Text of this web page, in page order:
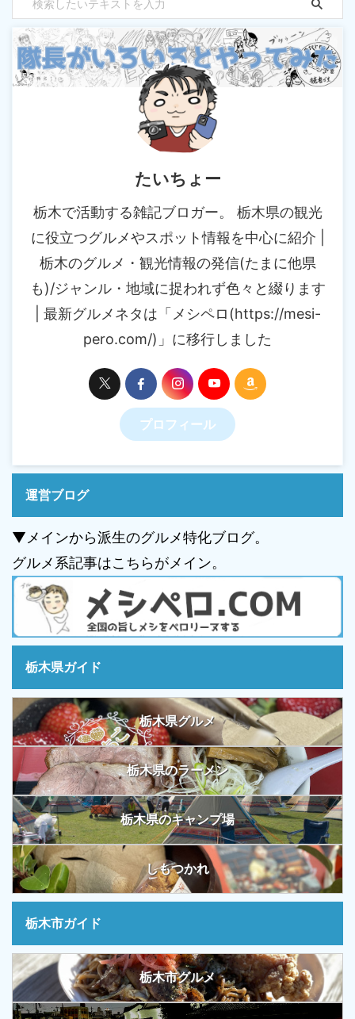
たいちょー
栃木で活動する雑記ブロガー。 栃木県の観光
に役立つグルメやスポット情報を中心に紹介 |
栃木のグルメ・観光情報の発信(たまに他県
も)/ジャンル・地域に捉われず色々と綴ります
| 最新グルメネタは「メシペロ(https://mesi-
pero.com/)」に移行しました
プロフィール
運営ブログ
▼メインから派生のグルメ特化ブログ。
グルメ系記事はこちらがメイン。
栃木県ガイド
栃木県グルメ
栃木県のラーメン
栃木県のキャンプ場
しもつかれ
栃木市ガイド
栃木市グルメ